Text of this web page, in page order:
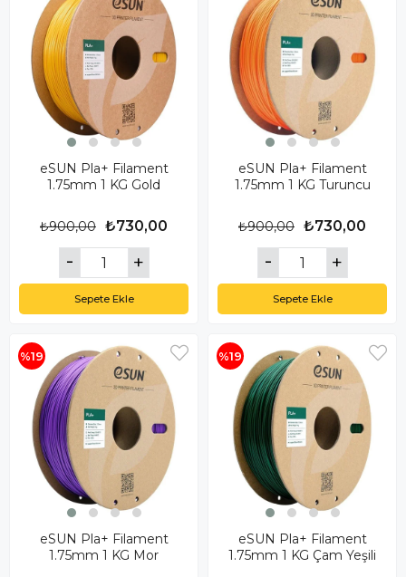
eSUN Pla+ Filament
1.75mm 1 KG Gold
₺730,00
₺900,00
Sepete Ekle
eSUN Pla+ Filament
1.75mm 1 KG Turuncu
₺730,00
₺900,00
Sepete Ekle
eSUN Pla+ Filament
1.75mm 1 KG Mor
%19
eSUN Pla+ Filament
1.75mm 1 KG Çam Yeşili
%19